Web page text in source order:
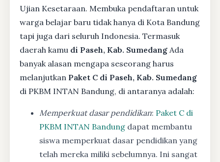
Ujian Kesetaraan. Membuka pendaftaran untuk
warga belajar baru tidak hanya di Kota Bandung
tapi juga dari seluruh Indonesia. Termasuk
daerah kamu di Paseh, Kab. Sumedang Ada
banyak alasan mengapa seseorang harus
melanjutkan Paket C di Paseh, Kab. Sumedang
di PKBM INTAN Bandung, di antaranya adalah:
Memperkuat dasar pendidikan: Paket C di
PKBM INTAN Bandung dapat membantu
siswa memperkuat dasar pendidikan yang
telah mereka miliki sebelumnya. Ini sangat